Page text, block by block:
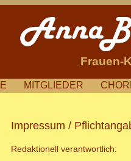
Frauen-
MITGLIEDER
Impressum /
Redaktionell verantwortlich: